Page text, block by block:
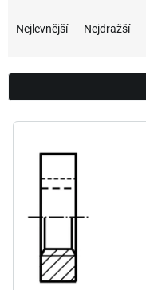
n
í
r
Nejlevnější Nejdražší
V